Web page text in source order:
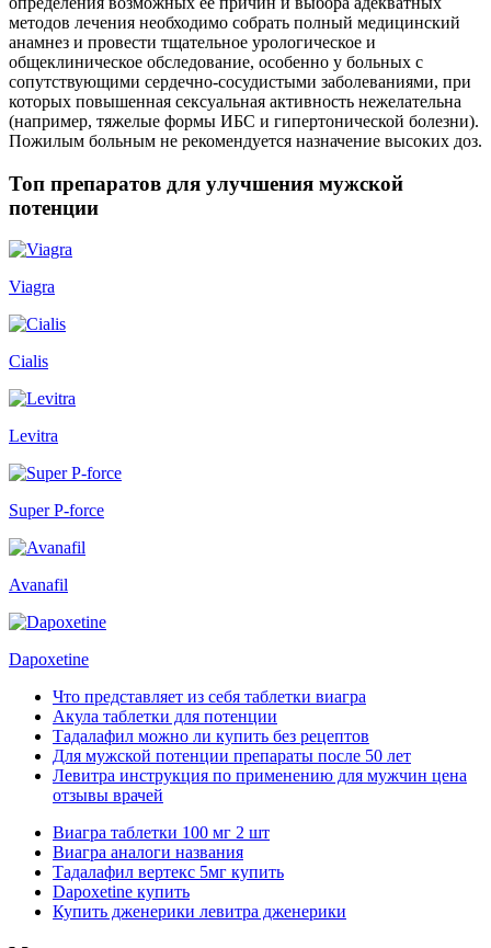
методов лечения необходимо собрать полный медицинский
анамнез и провести тщательное урологическое и
общеклиническое обследование, особенно у больных с
сопутствующими сердечно-сосудистыми заболеваниями, при
которых повышенная сексуальная активность нежелательна
(например, тяжелые формы ИБС и гипертонической болезни).
Пожилым больным не рекомендуется назначение высоких доз.
Топ препаратов для улучшения мужской
потенции
Viagra
Cialis
Levitra
Super P-force
Avanafil
Dapoxetine
Что представляет из себя таблетки виагра
Акула таблетки для потенции
Тадалафил можно ли купить без рецептов
Для мужской потенции препараты после 50 лет
Левитра инструкция по применению для мужчин цена
отзывы врачей
Виагра таблетки 100 мг 2 шт
Виагра аналоги названия
Тадалафил вертекс 5мг купить
Dapoxetine купить
Купить дженерики левитра дженерики